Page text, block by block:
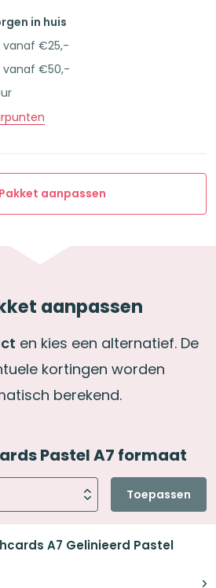
in huis
vanaf €25,-
vanaf €50,-
Pakket aanpassen
aanpassen
en kies een alternatief. De
kortingen worden
berekend.
Pastel A7 formaat
Toepassen
A7 Gelinieerd Pastel